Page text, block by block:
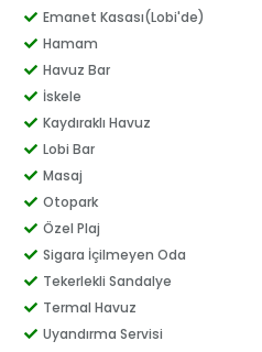
Emanet Kasası(Lobi'de)
Hamam
Havuz Bar
İskele
Kaydıraklı Havuz
Lobi Bar
Masaj
Otopark
Özel Plaj
Sigara İçilmeyen Oda
Tekerlekli Sandalye
Termal Havuz
Uyandırma Servisi